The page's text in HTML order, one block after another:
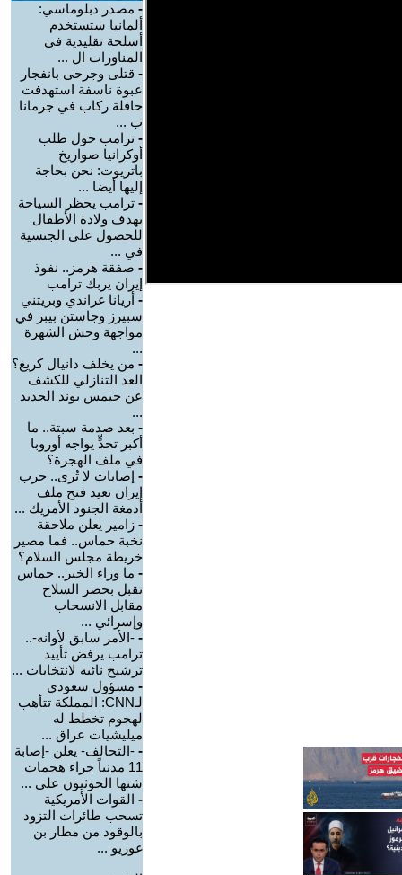
- مصدر دبلوماسي:
ألمانيا ستستخدم
أسلحة تقليدية في
المناورات ال ...
- قتلى وجرحى بانفجار
عبوة ناسفة استهدفت
حافلة ركاب في جرمانا
ب ...
- ترامب حول طلب
أوكرانيا صواريخ
باتريوت: نحن بحاجة
إليها أيضا ...
- ترامب يحظر السياحة
بهدف ولادة الأطفال
للحصول على الجنسية
في ...
- صفقة هرمز.. نفوذ
إيران يربك ترامب
- أريانا غراندي وبريتني
سبيرز وجاستن بيبر في
مواجهة وحش الشهرة
...
- من يخلف دانيال كريغ؟
العد التنازلي للكشف
عن جيمس بوند الجديد
...
- بعد صدمة سبتة.. ما
أكبر تحدٍّ يواجه أوروبا
في ملف الهجرة؟
- إصابات لا تُرى.. حرب
إيران تعيد فتح ملف
أدمغة الجنود الأمريك ...
- زامير يعلن ملاحقة
نخبة حماس.. فما مصير
خريطة مجلس السلام؟
- ما وراء الخبر.. حماس
تقبل بحصر السلاح
مقابل الانسحاب
وإسرائي ...
- -الأمر سابق لأوانه-..
ترامب يرفض تأييد
ترشيح نائبه لانتخابات ...
- مسؤول سعودي
لـCNN: المملكة تتأهب
لهجوم تخطط له
ميليشيات عراق ...
- -التحالف- يعلن -إصابة
11 مدنياً جراء هجمات
شنها الحوثيون على ...
- القوات الأمريكية
تسحب طائرات التزود
بالوقود من مطار بن
غوريو ...